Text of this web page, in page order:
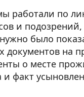
работали по
и
было
документов на
о месте
факт